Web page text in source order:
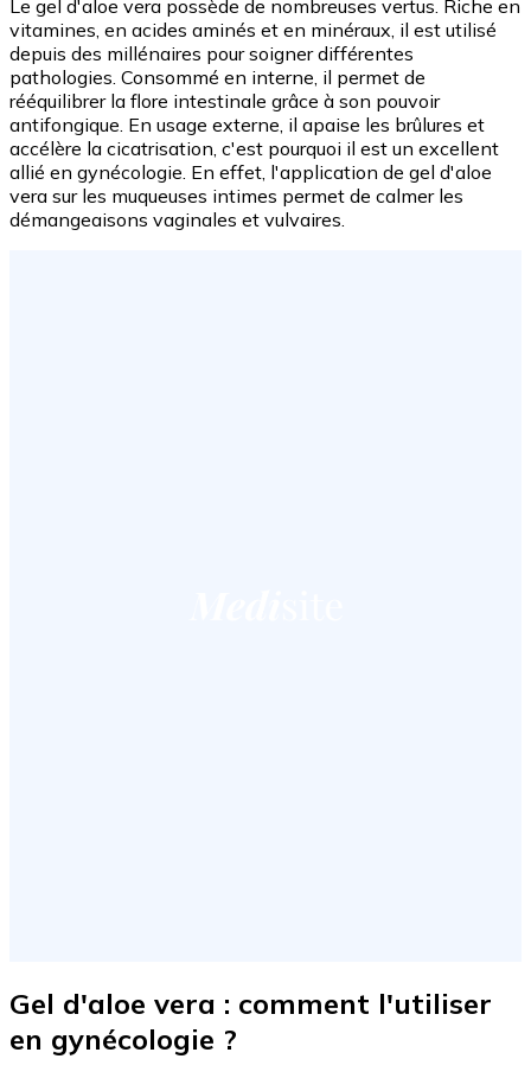
Le gel d'aloe vera possède de nombreuses vertus. Riche en
vitamines, en acides aminés et en minéraux, il est utilisé
depuis des millénaires pour soigner différentes
pathologies. Consommé en interne, il permet de
rééquilibrer la flore intestinale grâce à son pouvoir
antifongique. En usage externe, il apaise les brûlures et
accélère la cicatrisation, c'est pourquoi il est un excellent
allié en gynécologie. En effet, l'application de gel d'aloe
vera sur les muqueuses intimes permet de calmer les
démangeaisons vaginales et vulvaires.
Gel d'aloe vera : comment l'utiliser
en gynécologie ?